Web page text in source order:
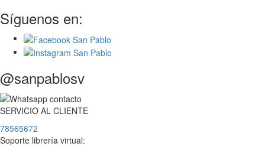
Síguenos en:
@sanpablosv
SERVICIO AL CLIENTE
78565672
Soporte librería virtual: